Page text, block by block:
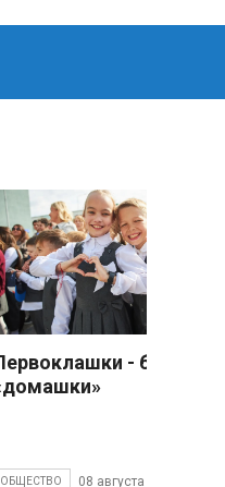
- без
ОБЩЕСТВО 08 августа 2026